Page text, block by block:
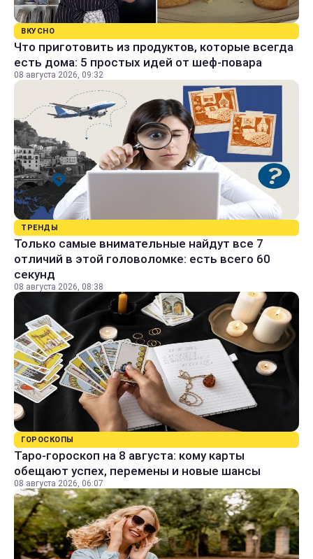
ВКУСНО
Что приготовить из продуктов, которые всегда
есть дома: 5 простых идей от шеф-повара
08 августа 2026, 09:32
ТРЕНДЫ
Только самые внимательные найдут все 7
отличий в этой головоломке: есть всего 60
секунд
08 августа 2026, 08:38
ГОРОСКОПЫ
Таро-гороскоп на 8 августа: кому карты
обещают успех, перемены и новые шансы
08 августа 2026, 06:07